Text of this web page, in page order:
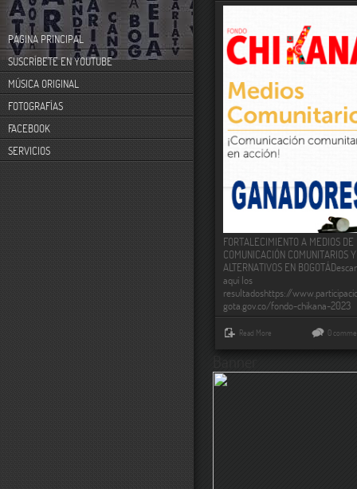
PÁGINA PRINCIPAL
SUSCRÍBETE EN YOUTUBE
MÚSICA ORIGINAL
FOTOGRAFÍAS
FACEBOOK
SERVICIOS
FORTALECIMIENTO A MEDIOS DE
COMUNICACIÓN COMUNITARIOS Y
ALTERNATIVOS EN
aquí los
resultadoshttps://
gota.gov.co/fondo-chikana-2023
Read More 0
Banner